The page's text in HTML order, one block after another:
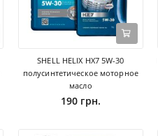
SHELL HELIX HX7 5W-30
полусинтетическое моторное
масло
190 грн.